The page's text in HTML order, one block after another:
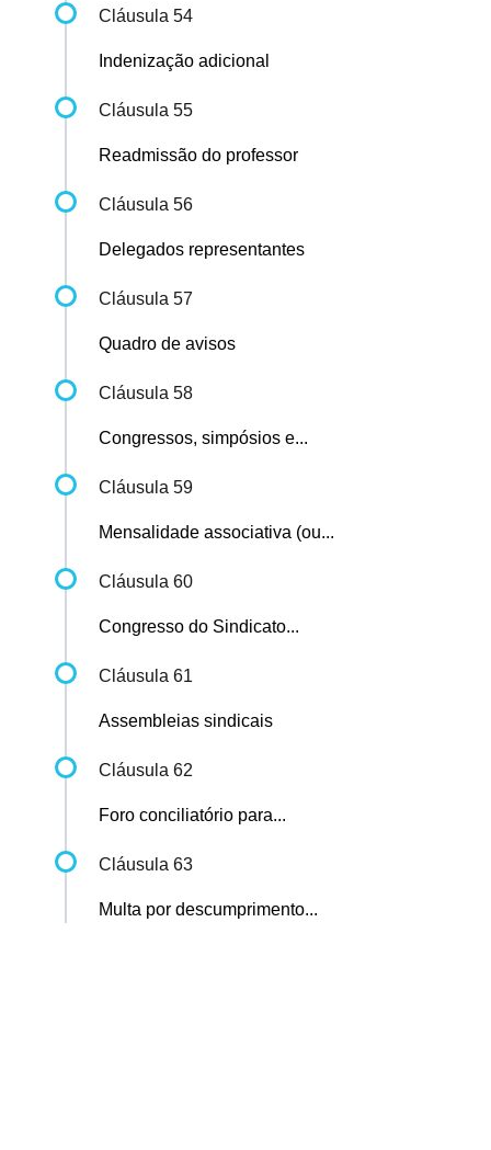
Cláusula 54
Indenização adicional
Cláusula 55
Readmissão do professor
Cláusula 56
Delegados representantes
Cláusula 57
Quadro de avisos
Cláusula 58
Congressos, simpósios e...
Cláusula 59
Mensalidade associativa (ou...
Cláusula 60
Congresso do Sindicato...
Cláusula 61
Assembleias sindicais
Cláusula 62
Foro conciliatório para...
Cláusula 63
Multa por descumprimento...